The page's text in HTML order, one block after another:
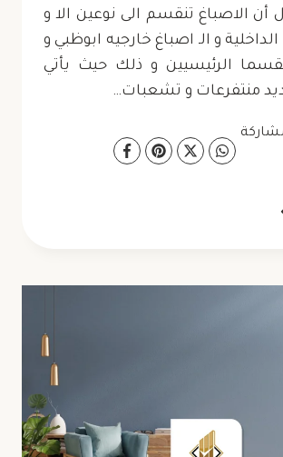
أن الاصباغ تنقسم الى نوعين الا و
و الـ اصباغ خارجيه ابوظبي و
الرئيسيين و ذلك حيث يأتي
منتفرعات و تشعبات…